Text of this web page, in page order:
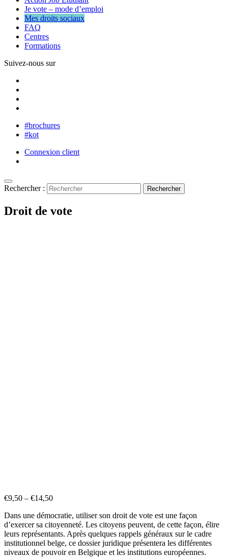
Je vote – mode d’emploi
Mes droits sociaux
FAQ
Centres
Formations
Suivez-nous sur
#brochures
#kot
Connexion client
Rechercher :
Droit de vote
€9,50 – €14,50
Dans une démocratie, utiliser son droit de vote est une façon
d’exercer sa citoyenneté. Les citoyens peuvent, de cette façon, élire
leurs représentants. Après quelques rappels généraux sur le cadre
institutionnel belge, ce dossier juridique présentera les différentes
niveaux de pouvoir en Belgique et les institutions européennes.